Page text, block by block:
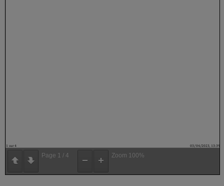
Page 1 / 4 Zoom 100%